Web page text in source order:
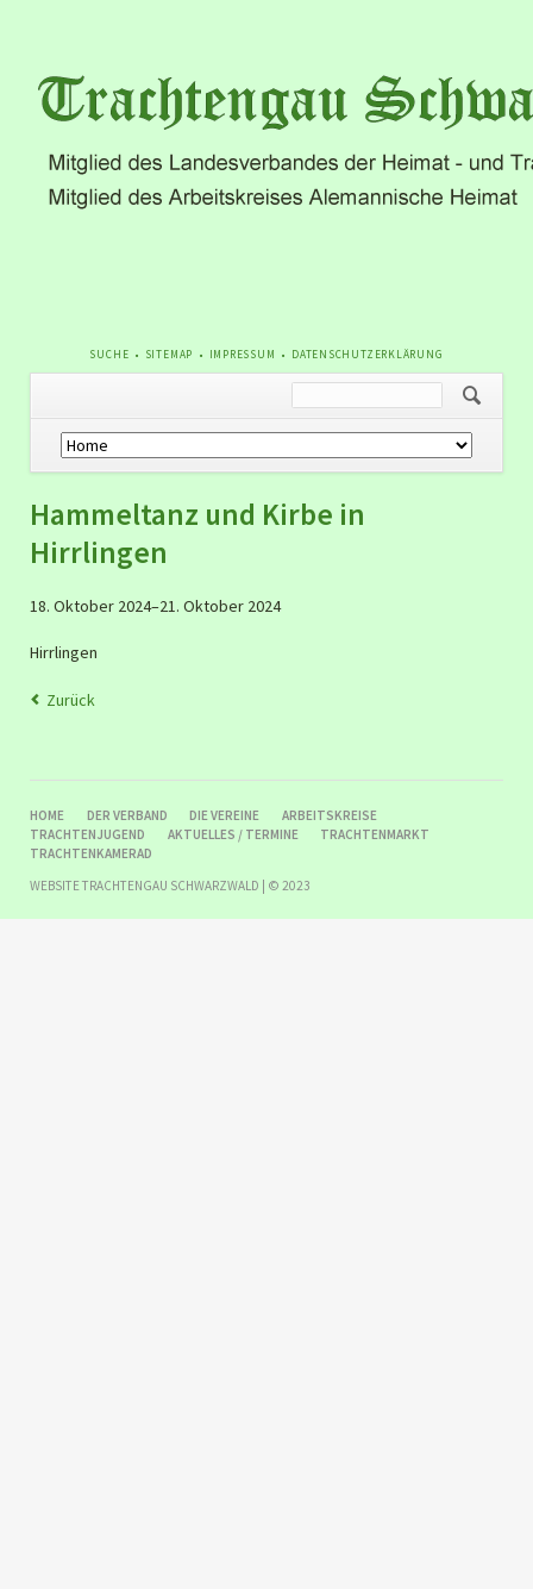
NAVIGATION
SUCHE SITEMAP IMPRESSUM DATENSCHUTZERKLÄRUNG
Navigation
überspringen
Hammeltanz und Kirbe in
Hirrlingen
18. Oktober 2024–21. Oktober 2024
Hirrlingen
Zurück
NAVIGATION
ÜBERSPRINGEN
HOME DER VERBAND DIE VEREINE
ARBEITSKREISE
TRACHTENJUGEND
AKTUELLES / TERMINE
TRACHTENMARKT
TRACHTENKAMERAD
WEBSITE TRACHTENGAU SCHWARZWALD | © 2023